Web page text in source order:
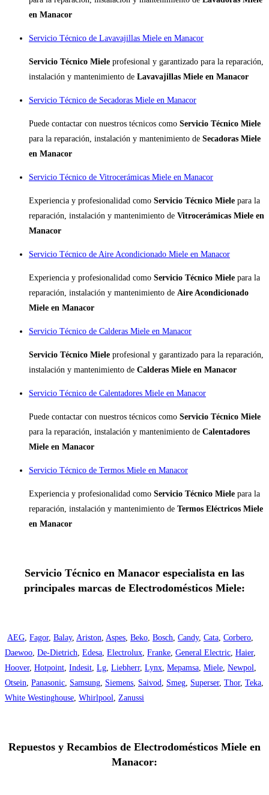
en Manacor
Servicio Técnico de Lavavajillas Miele en Manacor
Servicio Técnico Miele profesional y garantizado para la reparación,
instalación y mantenimiento de Lavavajillas Miele en Manacor
Servicio Técnico de Secadoras Miele en Manacor
Puede contactar con nuestros técnicos como Servicio Técnico Miele
para la reparación, instalación y mantenimiento de Secadoras Miele
en Manacor
Servicio Técnico de Vitrocerámicas Miele en Manacor
Experiencia y profesionalidad como Servicio Técnico Miele para la
reparación, instalación y mantenimiento de Vitrocerámicas Miele en
Manacor
Servicio Técnico de Aire Acondicionado Miele en Manacor
Experiencia y profesionalidad como Servicio Técnico Miele para la
reparación, instalación y mantenimiento de Aire Acondicionado
Miele en Manacor
Servicio Técnico de Calderas Miele en Manacor
Servicio Técnico Miele profesional y garantizado para la reparación,
instalación y mantenimiento de Calderas Miele en Manacor
Servicio Técnico de Calentadores Miele en Manacor
Puede contactar con nuestros técnicos como Servicio Técnico Miele
para la reparación, instalación y mantenimiento de Calentadores
Miele en Manacor
Servicio Técnico de Termos Miele en Manacor
Experiencia y profesionalidad como Servicio Técnico Miele para la
reparación, instalación y mantenimiento de Termos Eléctricos Miele
en Manacor
Servicio Técnico en Manacor especialista en las
principales marcas de Electrodomésticos Miele:
AEG, Fagor, Balay, Ariston, Aspes, Beko, Bosch, Candy, Cata, Corbero,
Daewoo, De-Dietrich, Edesa, Electrolux, Franke, General Electric, Haier,
Hoover, Hotpoint, Indesit, Lg, Liebherr, Lynx, Mepamsa, Miele, Newpol,
Otsein, Panasonic, Samsung, Siemens, Saivod, Smeg, Superser, Thor, Teka,
White Westinghouse, Whirlpool, Zanussi
Repuestos y Recambios de Electrodomésticos Miele en
Manacor: